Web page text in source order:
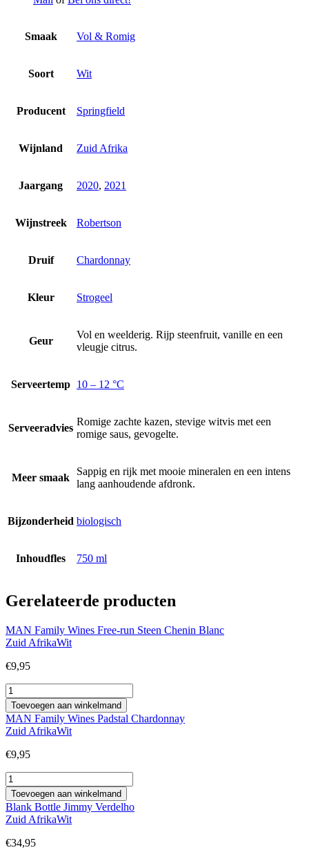
Smaak Vol & Romig
Soort Wit
Producent Springfield
Wijnland Zuid Afrika
Jaargang 2020, 2021
Wijnstreek Robertson
Druif Chardonnay
Kleur Strogeel
Geur
Vol en weelderig. Rijp steenfruit, vanille en een
vleugje citrus.
Serveertemp 10 – 12 °C
Serveeradvies
Romige zachte kazen, stevige witvis met een
romige saus, gevogelte.
Meer smaak
Sappig en rijk met mooie mineralen en een intens
lang aanhoudende afdronk.
Bijzonderheid biologisch
Inhoudfles 750 ml
Gerelateerde producten
MAN Family Wines Free-run Steen Chenin Blanc
Zuid AfrikaWit
€9,95
MAN
Family
Wines
Free-
run
Steen
Chenin
Blanc
aantal
Toevoegen aan winkelmand
MAN Family Wines Padstal Chardonnay
Zuid AfrikaWit
€9,95
MAN
Family
Wines
Padstal
Chardonnay
aantal
Toevoegen aan winkelmand
Blank Bottle Jimmy Verdelho
Zuid AfrikaWit
€34,95